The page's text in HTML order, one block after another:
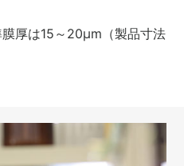
厚は15～20μm（製品寸法